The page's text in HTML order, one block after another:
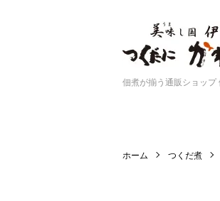
佃煮が揃う通販ショップ
ホーム つくだ煮